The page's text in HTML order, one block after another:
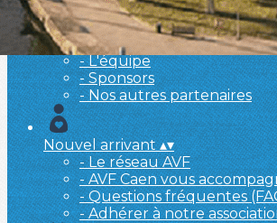
L'association▴▾
- L'association
- Brochure
- L'équipe
- Sponsors
- Nos autres partenaires
Nouvel arrivant▴▾
- Le réseau AVF
- AVF Caen vous
- Questions fréquentes
- Adhérer à notre